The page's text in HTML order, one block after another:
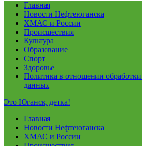
Главная
Новости Нефтеюганска
ХМАО и России
Происшествия
Культура
Образование
Спорт
Здоровье
Политика в отношении
данных
Это Юганск, детка!
Главная
Новости Нефтеюганска
ХМАО и России